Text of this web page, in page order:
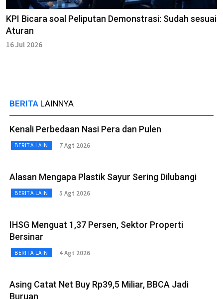
KPI Bicara soal Peliputan Demonstrasi: Sudah sesuai
Aturan
16 Jul 2026
BERITA LAINNYA
Kenali Perbedaan Nasi Pera dan Pulen
BERITA LAIN 7 Agt 2026
Alasan Mengapa Plastik Sayur Sering Dilubangi
BERITA LAIN 5 Agt 2026
IHSG Menguat 1,37 Persen, Sektor Properti
Bersinar
BERITA LAIN 4 Agt 2026
Asing Catat Net Buy Rp39,5 Miliar, BBCA Jadi
Buruan